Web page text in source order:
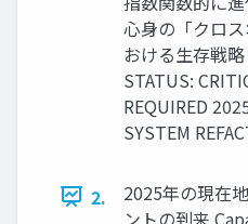
心身の「クロ
おける生存戦
STATUS:
REQUIRED
SYSTEM
2.
2025年の現在
ントの到来